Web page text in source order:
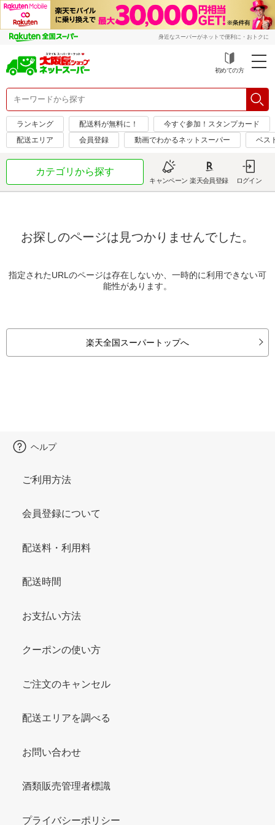
身近なスーパーがネットで便利に・おトクに
初めての方
ランキング 配送料が無料に！
今すぐ参加！スタンプカード
配送エリア
会員登録 動画でわかるネットスーパー ベス
カテゴリから探す
キャンペーン 楽天会員登録 ログイン
お探しのページは見つかりませんでした。
指定されたURLのページは存在しないか、一時的に利用できない可
能性があります。
楽天全国スーパートップへ
ヘルプ
ご利用方法
会員登録について
配送料・利用料
配送時間
お支払い方法
クーポンの使い方
ご注文のキャンセル
配送エリアを調べる
お問い合わせ
酒類販売管理者標識
プライバシーポリシー